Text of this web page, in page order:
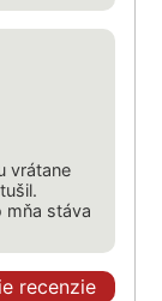
vrátane
mňa stáva
recenzie